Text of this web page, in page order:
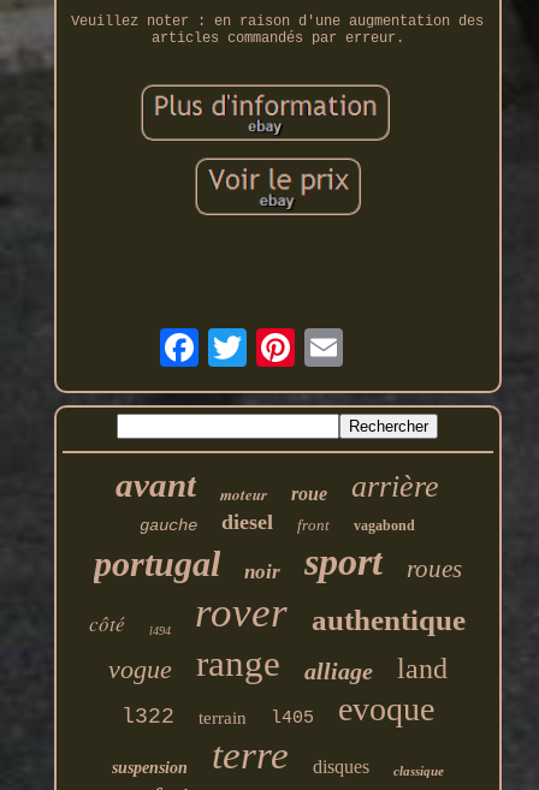
Veuillez noter : en raison d'une augmentation des
articles commandés par erreur.
avant moteur roue arrière
gauche diesel front vagabond
portugal noir sport roues
côté l494 rover authentique
vogue range alliage land
l322 terrain l405 evoque
suspension terre disques classique